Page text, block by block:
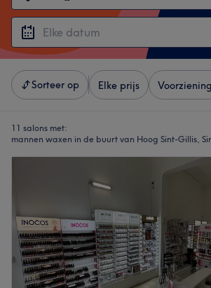
Sorteer op Elke prijs
11 salons met:
mannen waxen in de buurt van Hoog Sint-Gillis,